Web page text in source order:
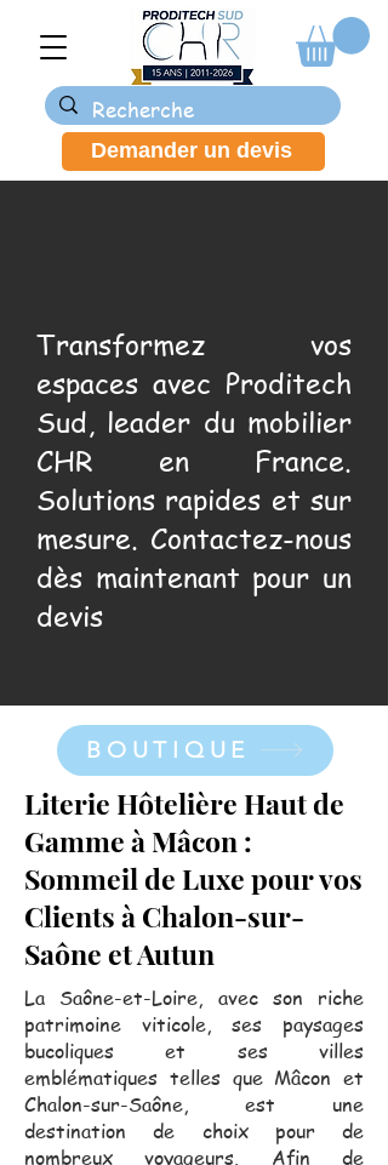
Demander un devis
Transformez vos
espaces avec Proditech
Sud, leader du mobilier
CHR en France.
Solutions rapides et sur
mesure. Contactez-nous
dès maintenant pour un
devis
BOUTIQUE
Literie Hôtelière Haut de
Gamme à Mâcon :
Sommeil de Luxe pour vos
Clients à Chalon-sur-
Saône et Autun
La Saône-et-Loire, avec son riche
patrimoine viticole, ses paysages
bucoliques et ses villes
emblématiques telles que Mâcon et
Chalon-sur-Saône, est une
destination de choix pour de
nombreux voyageurs. Afin de